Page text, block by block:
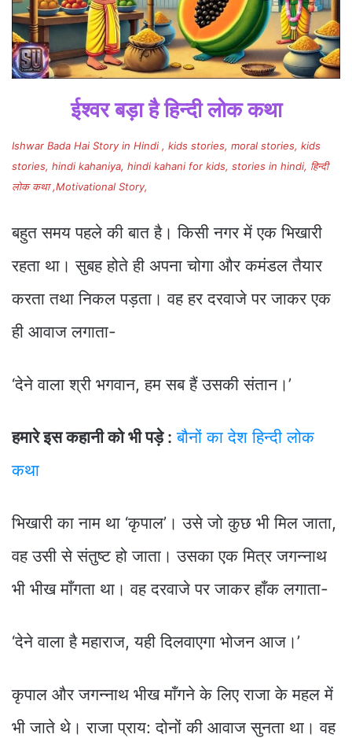
ईश्वर बड़ा है हिन्दी लोक कथा
Ishwar Bada Hai Story in Hindi , kids stories, moral stories, kids
stories, hindi kahaniya, hindi kahani for kids, stories in hindi, हिन्दी
लोक कथा ,Motivational Story,
बहुत समय पहले की बात है। किसी नगर में एक भिखारी
रहता था। सुबह होते ही अपना चोगा और कमंडल तैयार
करता तथा निकल पड़ता। वह हर दरवाजे पर जाकर एक
ही आवाज लगाता-
‘देने वाला श्री भगवान, हम सब हैं उसकी संतान।’
हमारे इस कहानी को भी पड़े : बौनों का देश हिन्दी लोक
कथा
भिखारी का नाम था ‘कृपाल’। उसे जो कुछ भी मिल जाता,
वह उसी से संतुष्ट हो जाता। उसका एक मित्र जगन्नाथ
भी भीख माँगता था। वह दरवाजे पर जाकर हाँक लगाता-
‘देने वाला है महाराज, यही दिलवाएगा भोजन आज।’
कृपाल और जगन्नाथ भीख माँगने के लिए राजा के महल में
भी जाते थे। राजा प्राय: दोनों की आवाज सुनता था। वह